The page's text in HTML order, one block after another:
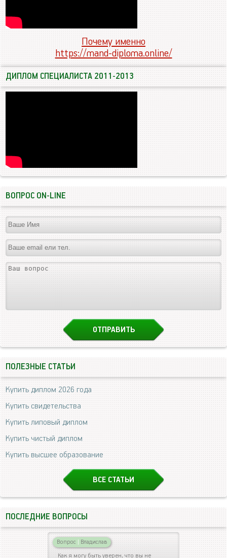
Почему именно
https://mand-diploma.online/
ДИПЛОМ СПЕЦИАЛИСТА 2011-2013
ВОПРОС ON-LINE
ПОЛЕЗНЫЕ СТАТЬИ
Купить диплом 2026 года
Купить свидетельства
Купить липовый диплом
Купить чистый диплом
Купить высшее образование
ВСЕ СТАТЬИ
ПОСЛЕДНИЕ ВОПРОСЫ
Вопрос | Владислав
Как я могу быть уверен, что вы не